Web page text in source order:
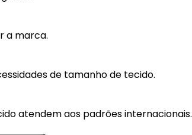
a marca.
de tamanho de tecido.
atendem aos padrões internacionais.